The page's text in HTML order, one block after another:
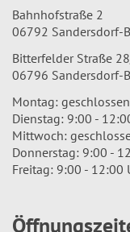
Bahnhofstraße 2
06792 Sandersdorf-
Bitterfelder Straße
06796 Sandersdorf-
Montag: geschlossen
Dienstag: 9:00 -
Mittwoch:
Donnerstag: 9:00 -
Freitag: 9:00 - 12:00